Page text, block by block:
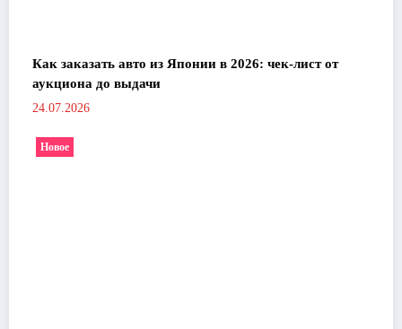
Как заказать авто из Японии в 2026: чек-лист от
аукциона до выдачи
24.07.2026
Новое